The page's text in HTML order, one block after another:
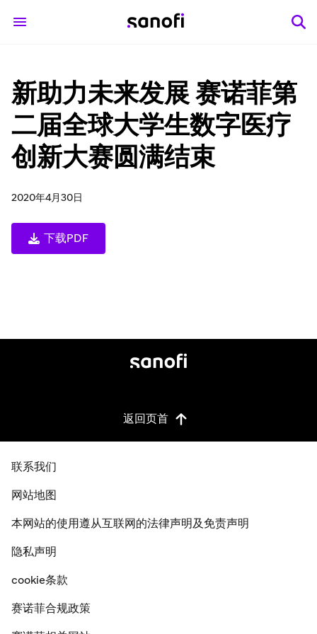
新助力未来发展 赛诺菲第
二届全球大学生数字医疗
创新大赛圆满结束
2020年4月30日
下载PDF
返回页首
联系我们
网站地图
本网站的使用遵从互联网的法律声明及免责声明
隐私声明
cookie条款
赛诺菲合规政策